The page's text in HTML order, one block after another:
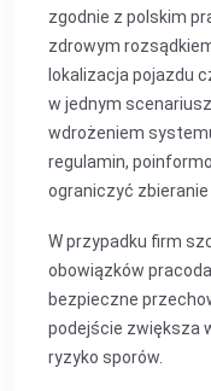
zgodnie z polskim
zdrowym
lokalizacja pojazdu
w jednym
wdrożeniem
regulamin,
ograniczyć
W przypadku firm
obowiązków
bezpieczne
podejście zwiększa
ryzyko sporów.